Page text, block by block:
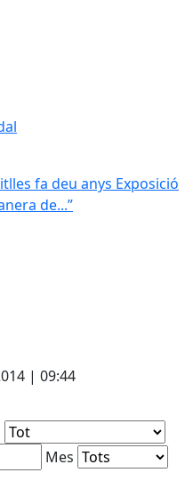
fa deu anys Exposició
fa deu anys Exposició
de...”
| 09:44
Mes